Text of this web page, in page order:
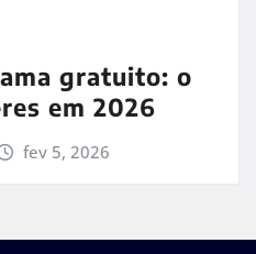
gratuito: o
em 2026
fev 5, 2026